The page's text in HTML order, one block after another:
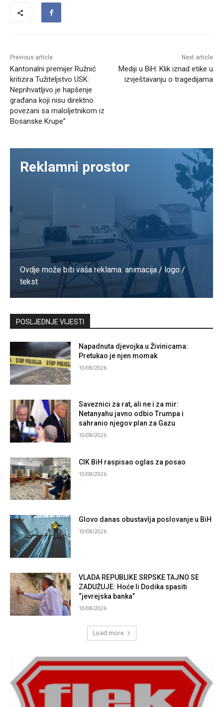
Previous article
Kantonalni premijer Ružnić
kritizira Tužiteljstvo USK:
Neprihvatljivo je hapšenje
građana koji nisu direktno
povezani sa maloljetnikom iz
Bosanske Krupe”
Next article
Mediji u BiH: Klik iznad etike u
izvještavanju o tragedijama
Reklamni prostor
Ovdje može biti vaša reklama. animacija / logo /
tekst
Kontaktirajte nas
POSLJEDNJE VIJESTI
Napadnuta djevojka u Živinicama:
Pretukao je njen momak
10/08/2026
Saveznici za rat, ali ne i za mir:
Netanyahu javno odbio Trumpa i
sahranio njegov plan za Gazu
10/08/2026
CIK BiH raspisao oglas za posao
10/08/2026
Glovo danas obustavlja poslovanje u BiH
10/08/2026
VLADA REPUBLIKE SRPSKE TAJNO SE
ZADUŽUJE: Hoće li Dodika spasiti
“jevrejska banka”
10/08/2026
Load more